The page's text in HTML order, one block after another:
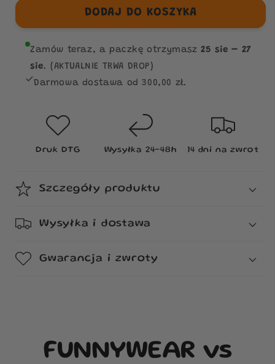
DODAJ DO KOSZYKA
Zamów teraz, a paczkę otrzymasz25 sie – 27
sie. (AKTUALNIE TRWA DROP)
Darmowa dostawa od 300,00 zł.
Druk DTG Wysyłka 24–48h 14 dni na zwrot
Szczegóły produktu
Wysyłka i dostawa
Gwarancja i zwroty
FUNNYWEAR vs